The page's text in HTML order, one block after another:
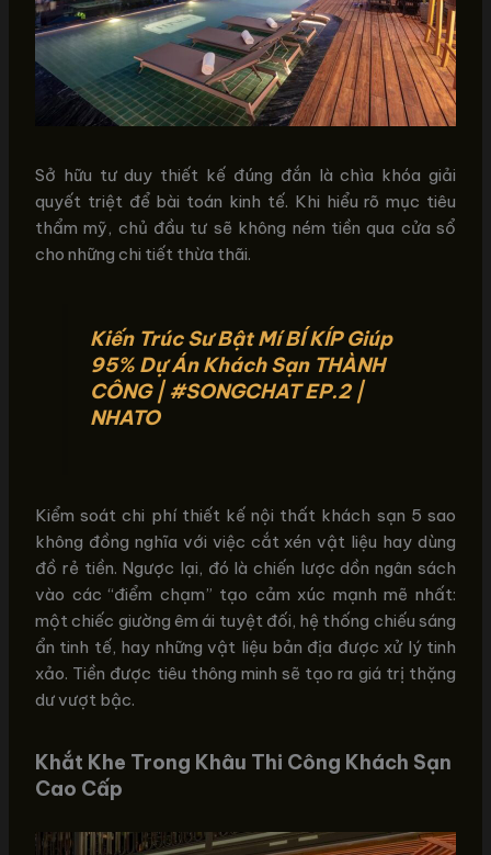
Sở hữu tư duy thiết kế đúng đắn là chìa khóa giải
quyết triệt để bài toán kinh tế. Khi hiểu rõ mục tiêu
thẩm mỹ, chủ đầu tư sẽ không ném tiền qua cửa sổ
cho những chi tiết thừa thãi.
Kiến Trúc Sư Bật Mí BÍ KÍP Giúp
95% Dự Án Khách Sạn THÀNH
CÔNG |#SONGCHATEP.2 |
NHATO
Kiểm soát chi phí thiết kế nội thất khách sạn 5 sao
không đồng nghĩa với việc cắt xén vật liệu hay dùng
đồ rẻ tiền. Ngược lại, đó là chiến lược dồn ngân sách
vào các “điểm chạm” tạo cảm xúc mạnh mẽ nhất:
một chiếc giường êm ái tuyệt đối, hệ thống chiếu sáng
ẩn tinh tế, hay những vật liệu bản địa được xử lý tinh
xảo. Tiền được tiêu thông minh sẽ tạo ra giá trị thặng
dư vượt bậc.
Khắt Khe Trong Khâu Thi Công Khách Sạn
Cao Cấp